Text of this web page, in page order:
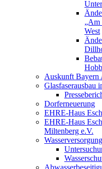
„Am
West
Auskunft Bayern
Glasfaserausbau
Dorferneuerung
EHRE-Haus
EHRE-Haus
Miltenberg e.V.
Wasserversorgung